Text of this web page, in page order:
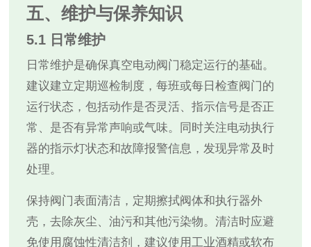
五、维护与保养知识
5.1 日常维护
日常维护是确保真空电动阀门稳定运行的基础。
建议建立定期巡检制度，每班或每日检查阀门的
运行状态，包括动作是否灵活、指示信号是否正
常、是否有异常声响或气味。同时关注电动执行
器的指示灯状态和故障报警信息，发现异常及时
处理。
保持阀门表面清洁，定期擦拭阀体和执行器外
壳，去除灰尘、油污和其他污染物。清洁时应避
免使用腐蚀性清洁剂，建议使用工业酒精或软布